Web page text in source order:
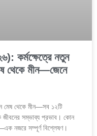
কর্মক্ষেত্রে নতুন
থেকে মীন—জেনে
থেকে মীন—সব ১২টি
জীবনের সম্ভাব্য প্রভাব। কোন
নজরে সম্পূর্ণ বিশ্লেষণ।